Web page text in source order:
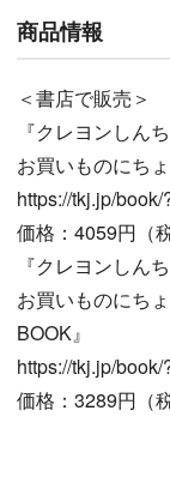
商品情報
＜書店で販売＞
『クレヨンしん
お買いものにち
https://tkj.jp/
価格：4059円（
『クレヨンしん
お買いものにち
BOOK』
https://tkj.jp/
価格：3289円（